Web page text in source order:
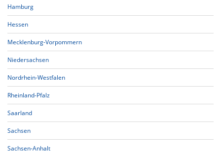
Hamburg
Hessen
Mecklenburg-Vorpommern
Niedersachsen
Nordrhein-Westfalen
Rheinland-Pfalz
Saarland
Sachsen
Sachsen-Anhalt